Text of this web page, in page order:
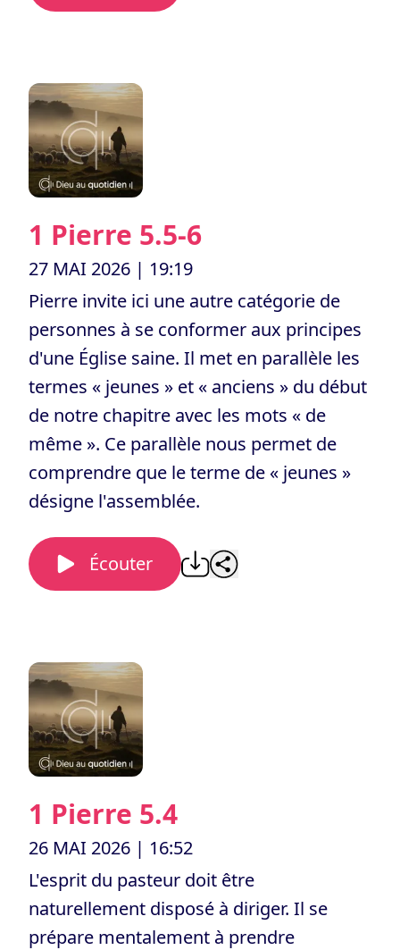
1 Pierre 5.5-6
27 MAI 2026 | 19:19
Pierre invite ici une autre catégorie de
personnes à se conformer aux principes
d'une Église saine. Il met en parallèle les
termes « jeunes » et « anciens » du début
de notre chapitre avec les mots « de
même ». Ce parallèle nous permet de
comprendre que le terme de « jeunes »
désigne l'assemblée.
Écouter
1 Pierre 5.4
26 MAI 2026 | 16:52
L'esprit du pasteur doit être
naturellement disposé à diriger. Il se
prépare mentalement à prendre